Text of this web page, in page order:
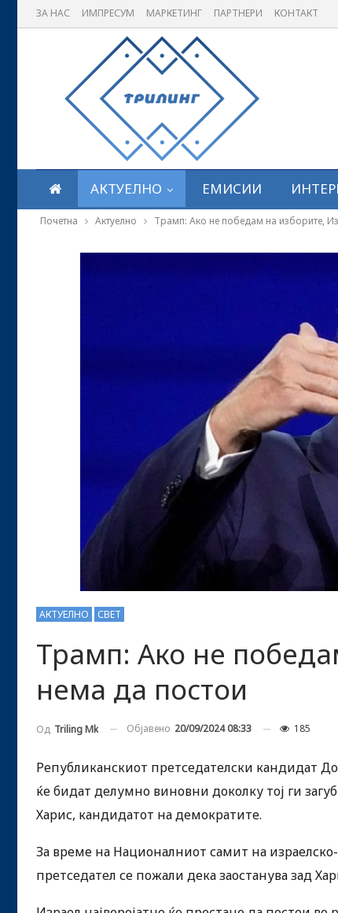
ЗА НАС ИМПРЕСУМ МАРКЕТИНГ ПАРТНЕРИ КОНТАКТ
АКТУЕЛНО ЕМИСИИ
Почетна Актуелно Трамп: Ако не победам на изборите,
АКТУЕЛНО СВЕТ
Трамп: Ако не
нема да постои
Од Triling Mk Објавено 20/09/2024 08:33 185
Републиканскиот претседателски кандидат
ќе бидат делумно виновни доколку тој ги
Харис, кандидатот на демократите.
За време на Националниот самит на
претседател се пожали дека заостанува зад